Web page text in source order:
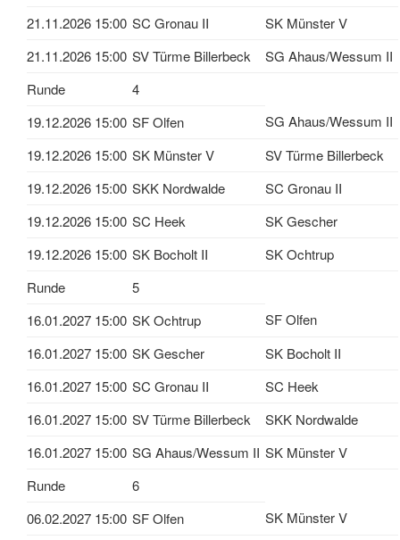
21.11.2026 15:00 SC Gronau II
SK Münster V
21.11.2026 15:00 SV Türme Billerbeck
SG Ahaus/Wessum II
Runde
4
19.12.2026 15:00 SF Olfen
SG Ahaus/Wessum II
19.12.2026 15:00 SK Münster V
SV Türme Billerbeck
19.12.2026 15:00 SKK Nordwalde
SC Gronau II
19.12.2026 15:00 SC Heek
SK Gescher
19.12.2026 15:00 SK Bocholt II
SK Ochtrup
Runde
5
16.01.2027 15:00 SK Ochtrup
SF Olfen
16.01.2027 15:00 SK Gescher
SK Bocholt II
16.01.2027 15:00 SC Gronau II
SC Heek
16.01.2027 15:00 SV Türme Billerbeck
SKK Nordwalde
16.01.2027 15:00 SG Ahaus/Wessum II SK Münster V
Runde
6
06.02.2027 15:00 SF Olfen
SK Münster V